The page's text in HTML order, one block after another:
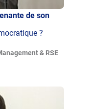
de son
?
& RSE